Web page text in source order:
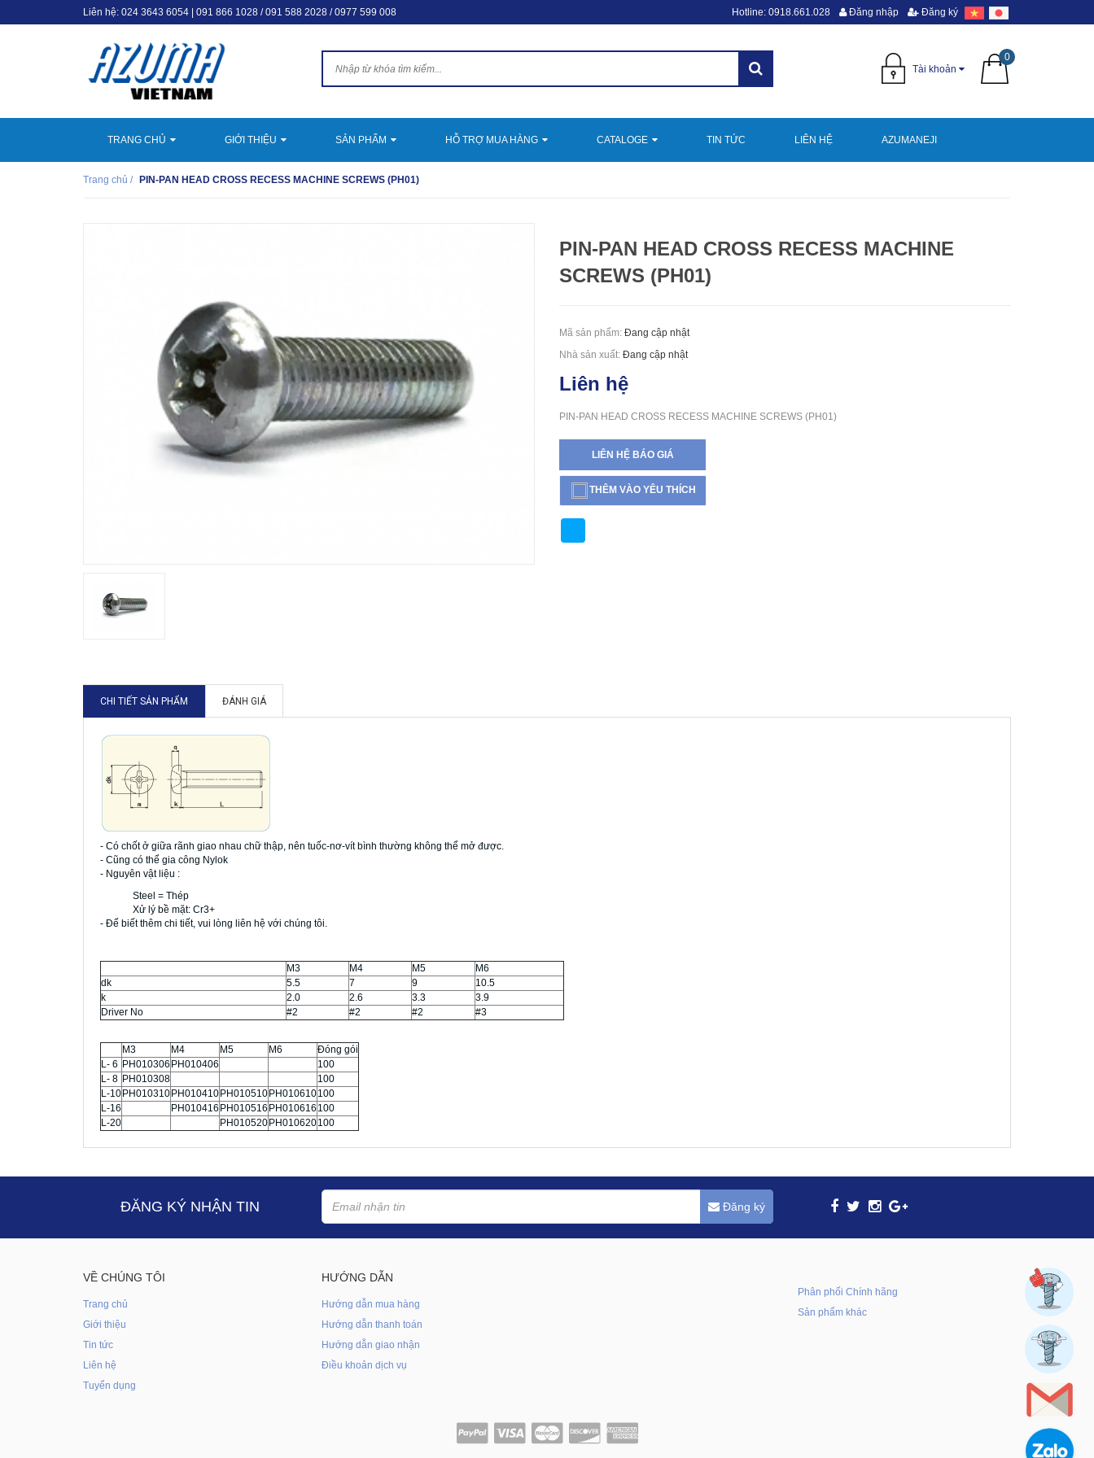
Liên hệ: 024 3643 6054 091 866 1028 / 091 588 2028 / 0977 599 008 Hotline: 0918.661.028 Đăng nhập Đăng ký
Tài khoản
0
TRANG CHỦ GIỚI THIỆU SẢN PHẨM HỖ TRỢ MUA HÀNG CATALOGE TIN TỨC LIÊN HỆ AZUMANEJI
Trang chủ / PIN-PAN HEAD CROSS RECESS MACHINE SCREWS (PH01)
PIN-PAN HEAD CROSS RECESS MACHINE
SCREWS (PH01)
Mã sản phẩm: Đang cập nhật
Nhà sản xuất: Đang cập nhật
Liên hệ
PIN-PAN HEAD CROSS RECESS MACHINE SCREWS (PH01)
LIÊN HỆ BÁO GIÁ
THÊM VÀO YÊU THÍCH
CHI TIẾT SẢN PHẨM ĐÁNH GIÁ
- Có chốt ở giữa rãnh giao nhau chữ thập, nên tuốc-nơ-vít bình thường không thể mở được.
- Cũng có thể gia công Nylok
- Nguyên vật liệu :
Steel = Thép
Xử lý bề mặt: Cr3+
- Để biết thêm chi tiết, vui lòng liên hệ với chúng tôi.
M3 M4 M5
M6
dk
5.5 7 9
10.5
k
2.0 2.6 3.3
3.9
Driver No
#2 #2 #2 #3
M3 M4 M5 M6
Đóng gói
L- 6 PH010306 PH010406
100
L- 8 PH010308
100
L-10 PH010310 PH010410 PH010510 PH010610100
L-16
PH010416 PH010516 PH010616 100
L-20
PH010520 PH010620100
ĐĂNG KÝ NHẬN TIN Đăng ký
VỀ CHÚNG TÔI
Trang chủ
Giới thiệu
Tin tức
Liên hệ
Tuyển dụng
HƯỚNG DẪN
Hướng dẫn mua hàng
Hướng dẫn thanh toán
Hướng dẫn giao nhận
Điều khoản dịch vụ
Phân phối Chính hãng
Sản phẩm khác